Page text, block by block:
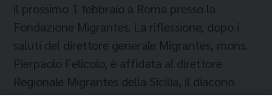
il prossimo 1 febbraio a Roma presso la
Fondazione Migrantes. La riflessione, dopo i
saluti del direttore generale Migrantes, mons.
Pierpaolo Felicolo, è affidata al direttore
Regionale Migrantes della Sicilia, il diacono
Santino Tornesi. (R.Iaria)